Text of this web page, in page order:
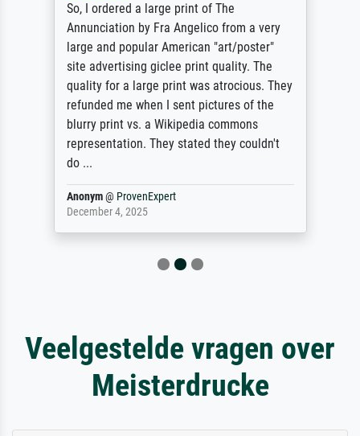
So, I ordered a large print of The
Annunciation by Fra Angelico from a very
large and popular American "art/poster"
site advertising giclee print quality. The
quality for a large print was atrocious. They
refunded me when I sent pictures of the
blurry print vs. a Wikipedia commons
representation. They stated they couldn't
do ...
Anonym@ ProvenExpert
December 4, 2025
Veelgestelde vragen over
Meisterdrucke